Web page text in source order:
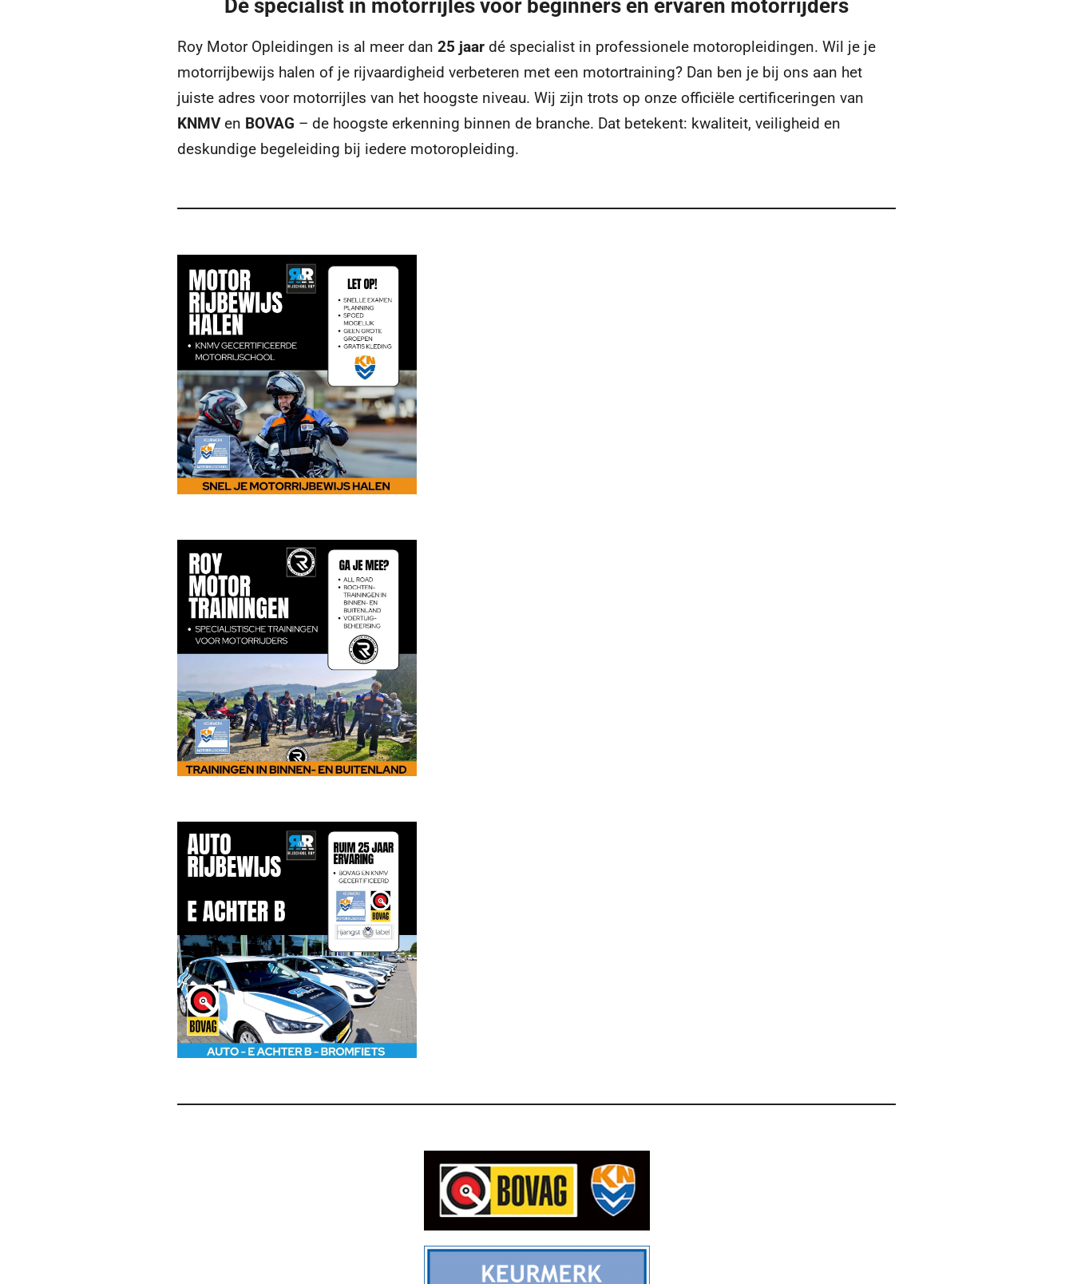
Dé specialist in motorrijles voor beginners en ervaren motorrijders
Roy Motor Opleidingen is al meer dan 25 jaar dé specialist in professionele motoropleidingen. Wil je je
motorrijbewijs halen of je rijvaardigheid verbeteren met een motortraining? Dan ben je bij ons aan het
juiste adres voor motorrijles van het hoogste niveau. Wij zijn trots op onze officiële certificeringen van
KNMVen BOVAG – de hoogste erkenning binnen de branche. Dat betekent: kwaliteit, veiligheid en
deskundige begeleiding bij iedere motoropleiding.